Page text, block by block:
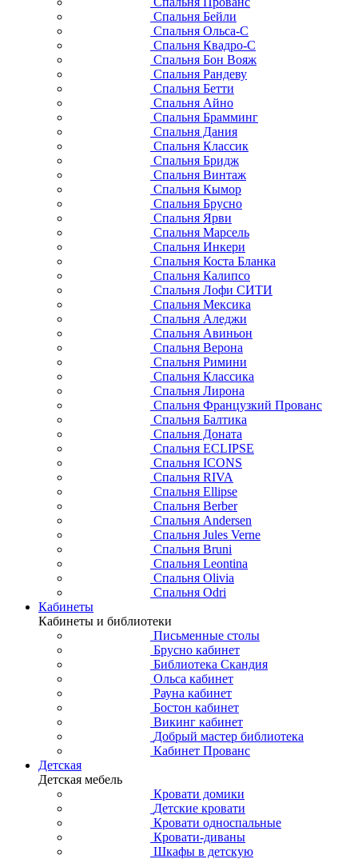
Спальня Бейли
Спальня Ольса-С
Спальня Квадро-С
Спальня Бон Вояж
Спальня Рандеву
Спальня Бетти
Спальня Айно
Спальня Брамминг
Спальня Дания
Спальня Классик
Спальня Бридж
Спальня Винтаж
Спальня Кымор
Спальня Брусно
Спальня Ярви
Спальня Марсель
Спальня Инкери
Спальня Коста Бланка
Спальня Калипсо
Спальня Лофи СИТИ
Спальня Мексика
Спальня Аледжи
Спальня Авиньон
Спальня Верона
Спальня Римини
Спальня Классика
Спальня Лирона
Спальня Французкий Прованс
Спальня Балтика
Спальня Доната
Спальня ECLIPSE
Спальня ICONS
Спальня RIVA
Спальня Ellipse
Спальня Berber
Спальня Andersen
Спальня Jules Verne
Спальня Bruni
Спальня Leontina
Спальня Olivia
Спальня Odri
Кабинеты
Кабинеты и библиотеки
Письменные столы
Брусно кабинет
Библиотека Скандия
Ольса кабинет
Рауна кабинет
Бостон кабинет
Викинг кабинет
Добрый мастер библиотека
Кабинет Прованс
Детская
Детская мебель
Кровати домики
Детские кровати
Кровати односпальные
Кровати-диваны
Шкафы в детскую